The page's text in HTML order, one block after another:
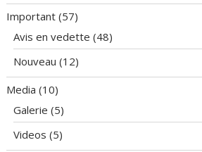
Important (57)
Avis en vedette (48)
Nouveau (12)
Media (10)
Galerie (5)
Videos (5)